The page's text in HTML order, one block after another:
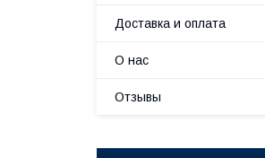
Доставка и оплата
О нас
Отзывы